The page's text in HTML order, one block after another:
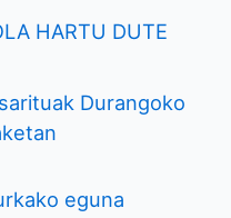
HARTU DUTE
Durangoko
eguna